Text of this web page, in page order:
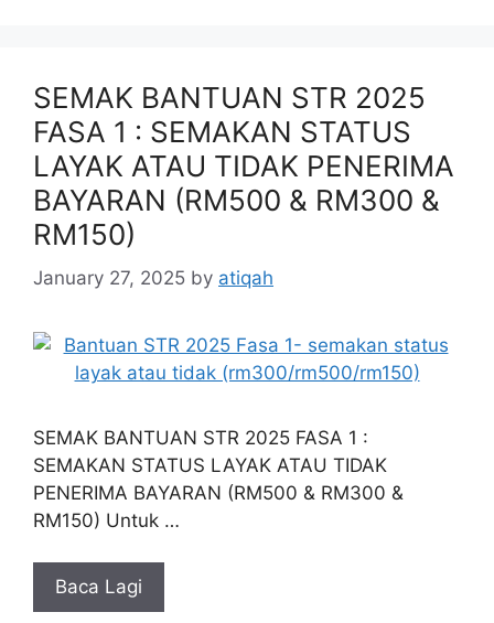
SEMAK BANTUAN STR 2025
FASA 1 : SEMAKAN STATUS
LAYAK ATAU TIDAK PENERIMA
BAYARAN (RM500 & RM300 &
RM150)
January 27, 2025 by atiqah
SEMAK BANTUAN STR 2025 FASA 1 :
SEMAKAN STATUS LAYAK ATAU TIDAK
PENERIMA BAYARAN (RM500 & RM300 &
RM150) Untuk …
Baca Lagi